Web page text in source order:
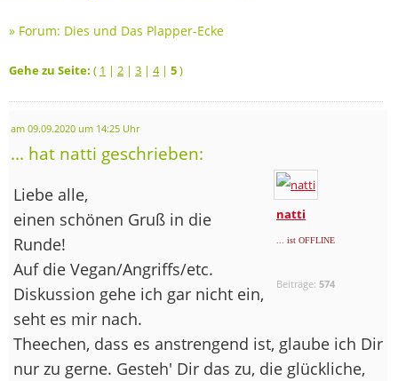
» Forum: Dies und Das Plapper-Ecke
Gehe zu Seite: ( 1 | 2 | 3 | 4| 5)
am 09.09.2020 um 14:25 Uhr
... hat natti geschrieben:
natti
... ist OFFLINE
Beiträge:574
Liebe alle,
einen schönen Gruß in die
Runde!
Auf die Vegan/Angriffs/etc.
Diskussion gehe ich gar nicht ein,
seht es mir nach.
Theechen, dass es anstrengend ist, glaube ich Dir
nur zu gerne. Gesteh' Dir das zu, die glückliche,